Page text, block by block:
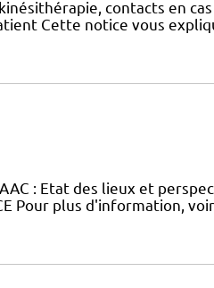
contacts en
Cette notice vous
: Etat des lieux et
Pour plus d'information,